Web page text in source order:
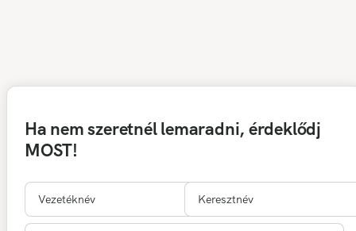
Ha nem szeretnél lemaradni, érdeklődj
MOST!